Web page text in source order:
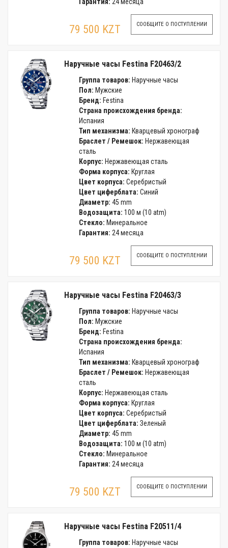
79 500 KZT СООБЩИТЕ О ПОСТУПЛЕНИИ
Наручные часы Festina F20463/2
Группа товаров: Наручные часы
Пол: Мужские
Бренд: Festina
Страна происхождения бренда:
Испания
Тип механизма: Кварцевый хронограф
Браслет / Ремешок: Нержавеющая
сталь
Корпус: Нержавеющая сталь
Форма корпуса: Круглая
Цвет корпуса: Серебристый
Цвет циферблата: Синий
Диаметр: 45 mm
Водозащита: 100 м (10 atm)
Стекло: Минеральное
Гарантия: 24 месяца
79 500 KZT СООБЩИТЕ О ПОСТУПЛЕНИИ
Наручные часы Festina F20463/3
Группа товаров: Наручные часы
Пол: Мужские
Бренд: Festina
Страна происхождения бренда:
Испания
Тип механизма: Кварцевый хронограф
Браслет / Ремешок: Нержавеющая
сталь
Корпус: Нержавеющая сталь
Форма корпуса: Круглая
Цвет корпуса: Серебристый
Цвет циферблата: Зеленый
Диаметр: 45 mm
Водозащита: 100 м (10 atm)
Стекло: Минеральное
Гарантия: 24 месяца
79 500 KZT СООБЩИТЕ О ПОСТУПЛЕНИИ
Наручные часы Festina F20511/4
Группа товаров: Наручные часы